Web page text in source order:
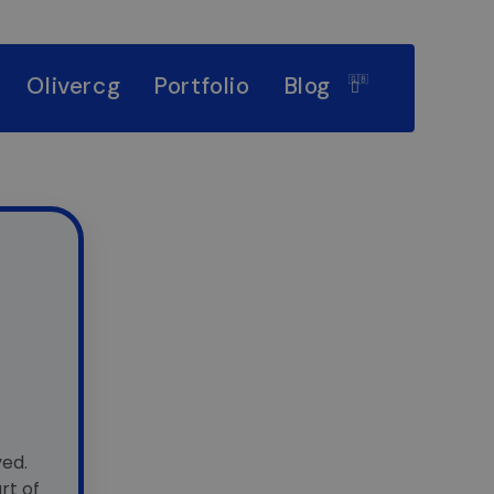
🇬🇧
Olivercg Portfolio Blog